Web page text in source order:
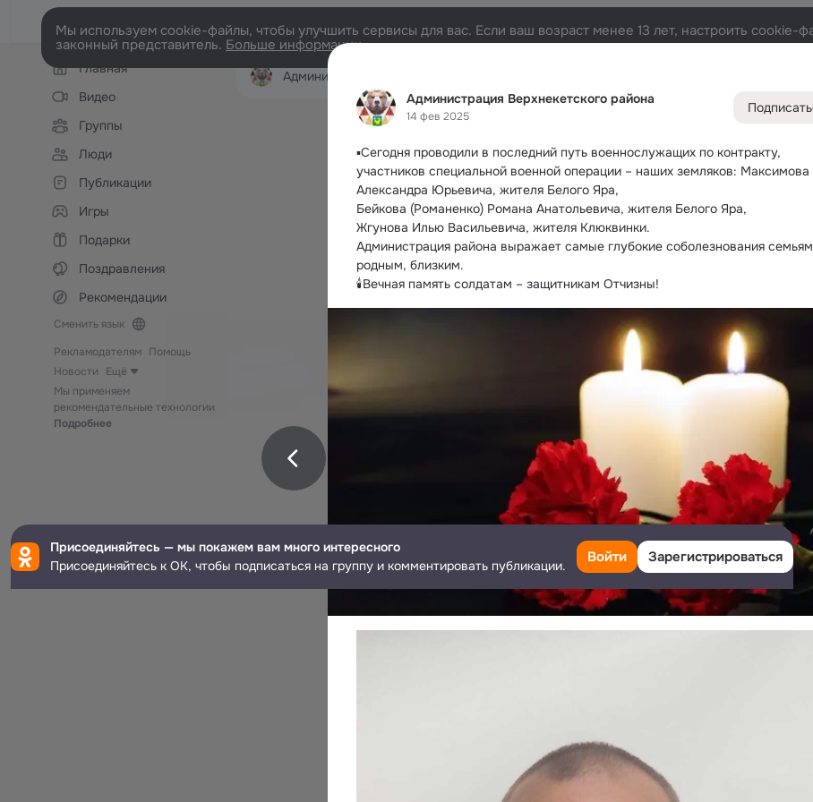
Администрация Верхнекетского района
14 фев 2025
▪️Сегодня проводили в последний путь военнослужащих по контракту,
участников специальной военной операции – наших земляков: Максимова
Александра Юрьевича, жителя Белого Яра,
Бейкова (Романенко) Романа Анатольевича, жителя Белого Яра,
Жгунова Илью Васильевича, жителя Клюквинки.
Администрация района выражает самые глубокие соболезнования
родным, близким.
🕯Вечная память солдатам – защитникам Отчизны!
Мы используем cookie-файлы, чтобы улучшить сервисы для вас. Если ваш возраст менее 13 лет, настроить cookie-
законный представитель. Больше информации
Левая
колонкаГлавная
Видео
Группы
Люди
Публикации
Игры
Подарки
Поздравления
Рекомендации
Сменить язык
Рекламодателям Помощь
Новости
Ещё
Мы применяем
рекомендательные технологии
Подробнее
Администрация Верхнекетского района
Присоединяйтесь — мы покажем вам много интересного
Присоединяйтесь к ОК, чтобы подписаться на группу и комментировать публикации.
Войти Зарегистрироваться